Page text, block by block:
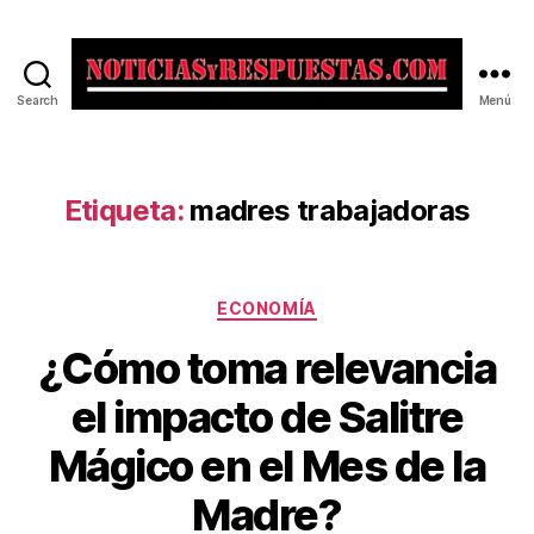
Search Menú
Etiqueta: madres trabajadoras
Categorías
ECONOMÍA
¿Cómo toma relevancia
el impacto de Salitre
Mágico en el Mes de la
Madre?